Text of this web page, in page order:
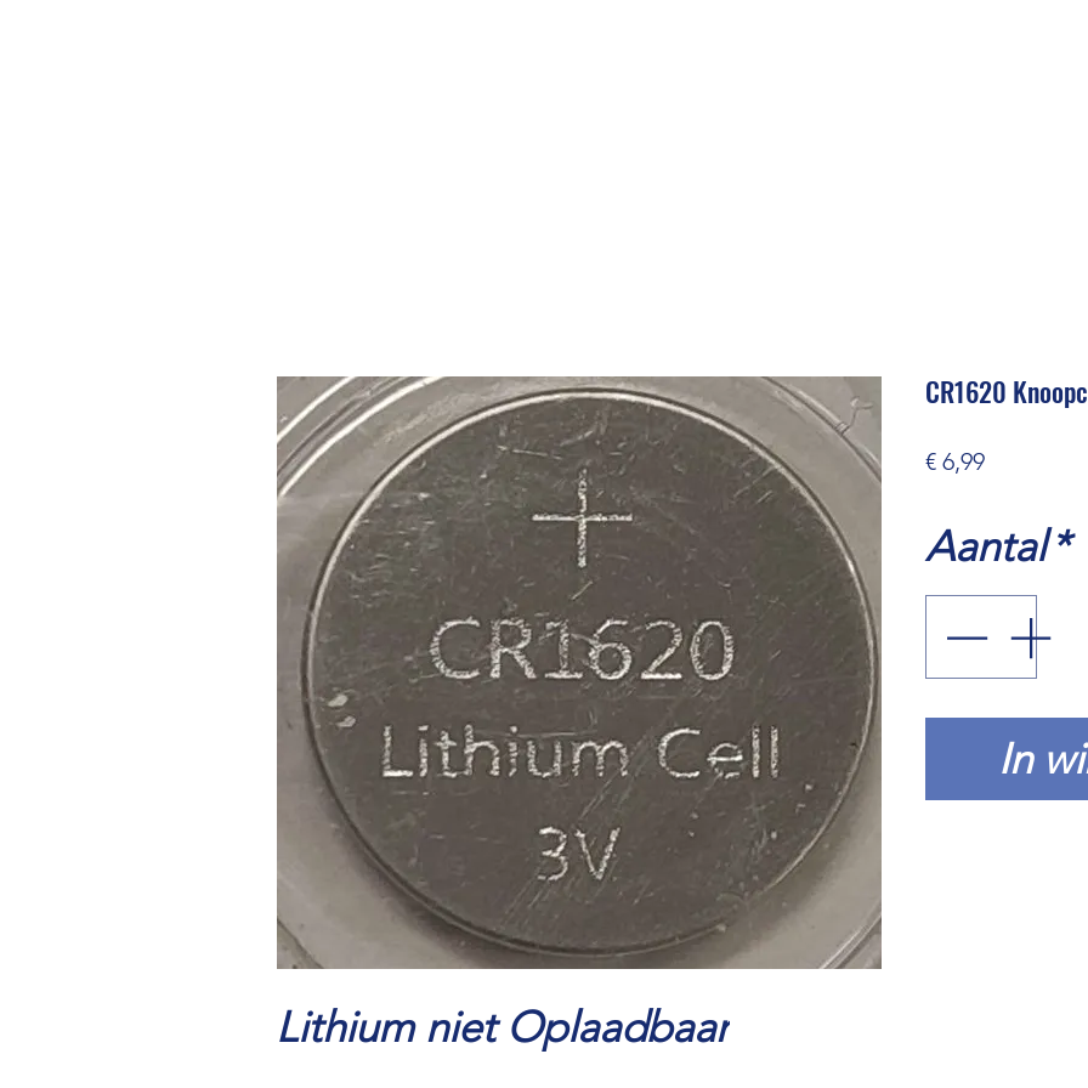
Lithium niet Oplaadbaar
CR1620
€ 6,99Prijs
Aantal*
In